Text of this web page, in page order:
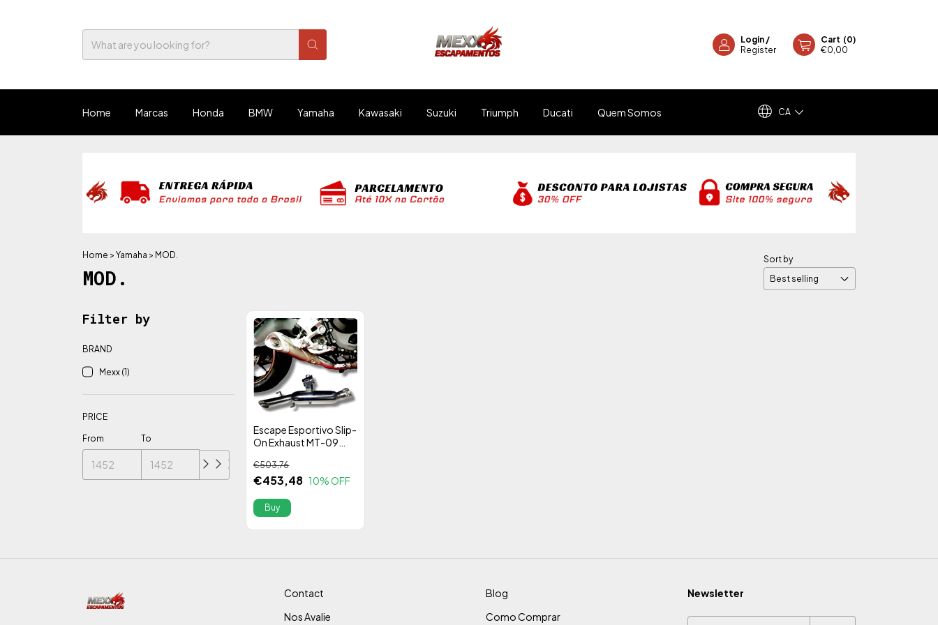
Login /
Register
Cart (0)
€0,00
Home Marcas Honda BMW Yamaha Kawasaki Suzuki Triumph Ducati Quem Somos CA
Home > Yamaha > MOD.
MOD.
Sort by
Filter by
BRAND
Mexx (1)
PRICE
From To
Escape Esportivo Slip-
On Exhaust MT-09
Stainless Steel 304
Alta Performance
€453,48
€503,76
10% OFF
Contact
Nos Avalie
Blog
Como Comprar
Newsletter